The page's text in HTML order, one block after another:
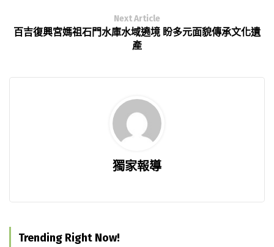
Next Article
百吉復興宮媽祖石門水庫水域遶境 盼多元面貌傳承文化遺
產
獨家報導
Trending Right Now!